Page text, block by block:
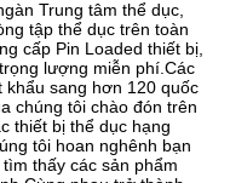
Trung tâm thể dục,
tập thể dục trên toàn
cấp Pin Loaded thiết bị,
lượng miễn phí.Các
sang hơn 120 quốc
chúng tôi chào đón trên
thiết bị thể dục hạng
tôi hoan nghênh bạn
thấy các sản phẩm